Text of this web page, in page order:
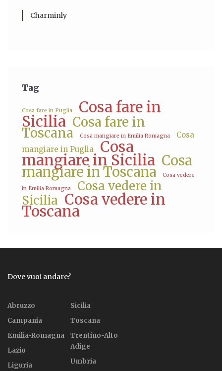
Charminly
Tag
Cosa fare in Puglia Cosa fare in
Sicilia Cosa fare in
Toscana Cosa mangiare in Emilia Romagna
Cosa
mangiare in Puglia
Cosa
mangiare in Sicilia Cosa
mangiare in Toscana Cosa vedere
in Emilia Romagna
Cosa vedere in
Sicilia Cosa vedere in
Toscana
Dove vuoi andare?
Abruzzo
Campania
Emilia-Romagna
Lazio
Liguria
Sicilia
Toscana
Trentino-Alto
Adige
Umbria